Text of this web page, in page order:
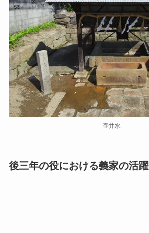
壷井水
後三年の役における義家の活躍